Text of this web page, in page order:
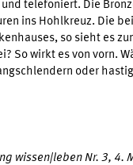
telefoniert. Die
ins Hohlkreuz. Die
so sieht es
So wirkt es von vorn.
oder
wissen|leben Nr. 3, 4.